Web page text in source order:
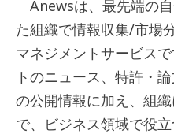
Anewsは、最先端の
た組織で情報収集/市場
マネジメントサービス
トのニュース、特許・
の公開情報に加え、組
で、ビジネス領域で役